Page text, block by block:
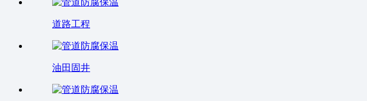
道路工程
油田固井